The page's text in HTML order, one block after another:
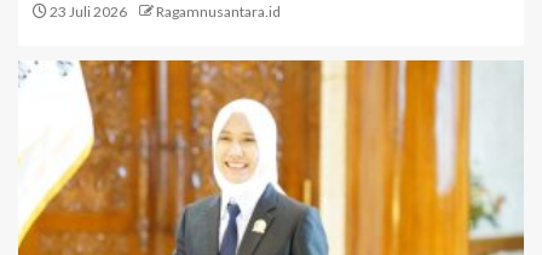
23 Juli 2026 Ragamnusantara.id